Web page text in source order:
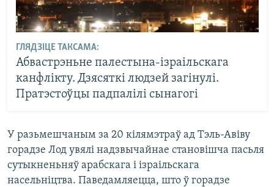
ГЛЯДЗІЦЕ ТАКСАМА:
Абвастрэньне палестына-ізраільскага
канфлікту. Дзясяткі людзей загінулі.
Пратэстоўцы падпалілі сынагогі
У разьмешчаным за 20 кілямэтраў ад Тэль-Авіву
горадзе Лод увялі надзвычайнае становішча пасьля
сутыкненьняў арабскага і ізраільскага
насельніцтва. Паведамляецца, што ў горадзе